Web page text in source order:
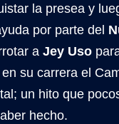
la presea y
por parte del
a Jey Uso
su carrera el
un hito que
hecho.